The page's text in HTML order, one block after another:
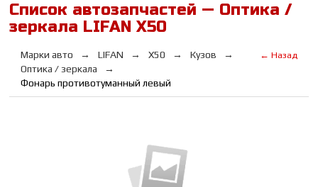
Список автозапчастей — Оптика /
зеркала LIFAN X50
Марки авто LIFAN X50
Кузов
Оптика / зеркала
Фонарь противотуманный левый
← Назад